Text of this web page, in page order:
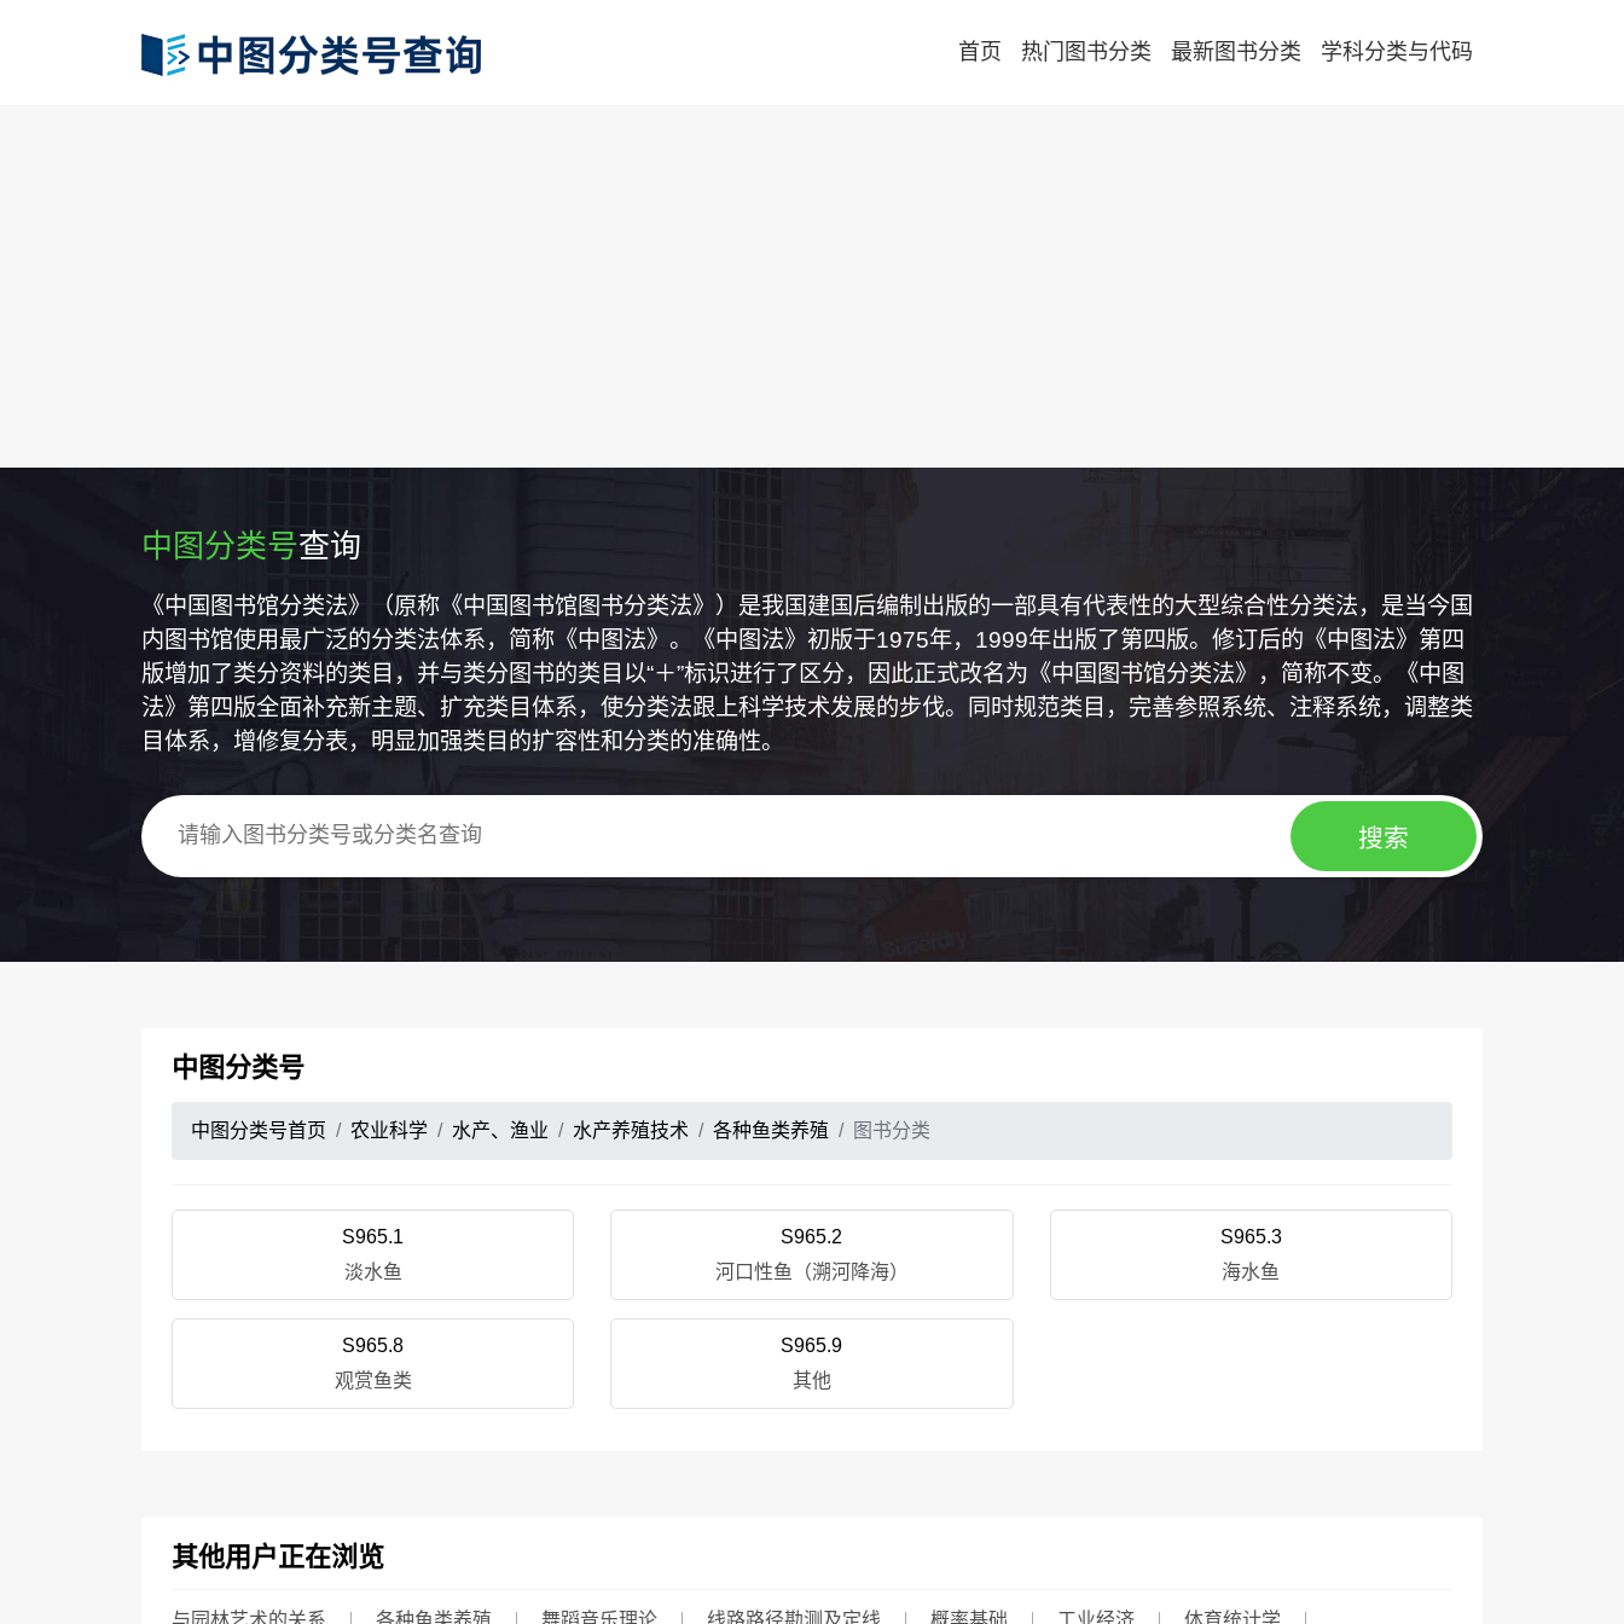
首页 热门图书分类 最新图书分类 学科分类与代码
中图分类号查询
《中国图书馆分类法》（原称《中国图书馆图书分类法》）是我国建国后编制出版的一部具有代表性的大型综合性分类法，是当今国
内图书馆使用最广泛的分类法体系，简称《中图法》。《中图法》初版于1975年，1999年出版了第四版。修订后的《中图法》第四
版增加了类分资料的类目，并与类分图书的类目以“＋”标识进行了区分，因此正式改名为《中国图书馆分类法》，简称不变。《中图
法》第四版全面补充新主题、扩充类目体系，使分类法跟上科学技术发展的步伐。同时规范类目，完善参照系统、注释系统，调整类
目体系，增修复分表，明显加强类目的扩容性和分类的准确性。
中图分类号
中图分类号首页 农业科学 水产、渔业 水产养殖技术 各种鱼类养殖 图书分类
S965.1
淡水鱼
S965.2
河口性鱼（溯河降海）
S965.3
海水鱼
S965.8
观赏鱼类
S965.9
其他
其他用户正在浏览
与园林艺术的关系 各种鱼类养殖 舞蹈音乐理论 线路路径勘测及定线 概率基础 工业经济 体育统计学